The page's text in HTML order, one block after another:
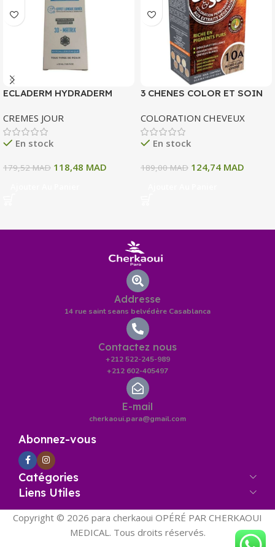
ECLADERM HYDRADERM
INTENSE 72H 50 ML
CREMES JOUR
En stock
179,52MAD 118,48 MAD
3 CHENES COLOR ET SOIN
10 A BLOND CLAIR CENDRE
135 ML
COLORATION CHEVEUX
En stock
189,00MAD 124,74 MAD
Addresse
14 rue saint seans belvédère Casablanca
Contactez nous
+212 522-245-989
+212 602-405497
E-mail
cherkaoui.para@gmail.com
Abonnez-vous
Catégories
Liens Utiles
Copyright © 2026 para cherkaoui OPÉRÉ PAR CHERKAOUI
MEDICAL. Tous droits réservés.